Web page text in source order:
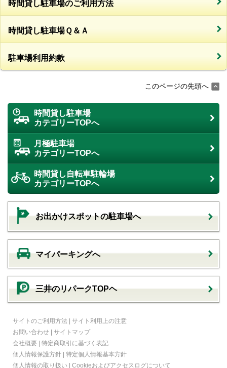
時間貸し駐車場のご利用方法
時間貸し駐車場Ｑ＆Ａ
駐車場利用約款
このページの先頭へ
時間貸し駐車場
カテゴリーTOPへ
月極駐車場
カテゴリーTOPへ
時間貸し自転車駐輪場
カテゴリーTOPへ
お出かけスポットの駐車場へ
マイパーキングへ
三井のリパークTOPヘ
サイトのご利用方法 | サイト利用上の注意
お問い合わせ | サイトマップ
会社概要 | 特定商取引に基づく表記
個人情報保護方針 | 特定個人情報基本方針
個人情報の取り扱い | Cookieおよびアクセスログについて